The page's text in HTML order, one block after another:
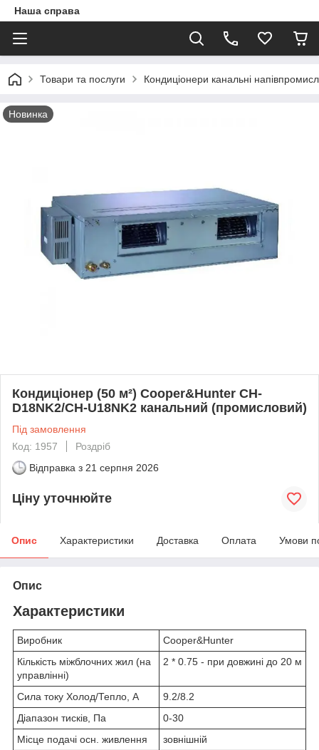
Наша справа
Товари та послуги Кондиціонери канальні
Новинка
Кондиціонер (50 м²) Cooper&Hunter CH-
D18NK2/CH-U18NK2 канальний (промисловий)
Під замовлення
Код: 1957
Роздріб
Відправка з 21 серпня 2026
Ціну уточнюйте
Опис Характеристики Доставка Оплата Умови
Опис
Характеристики
Виробник
Cooper&Hunter
Кількість міжблочних жил (на
управлінні)
2 * 0.75 - при довжині до 20 м
Сила току Холод/Тепло, А
9.2/8.2
Діапазон тисків, Па
0-30
Місце подачі осн. живлення
зовнішній